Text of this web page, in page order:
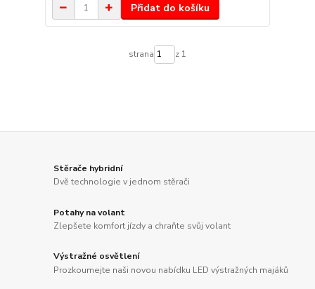
Přidat do košíku
strana z 1
Stěrače hybridní
Dvě technologie v jednom stěrači
Potahy na volant
Zlepšete komfort jízdy a chraňte svůj volant
Výstražné osvětlení
Prozkoumejte naši novou nabídku LED výstražných majáků